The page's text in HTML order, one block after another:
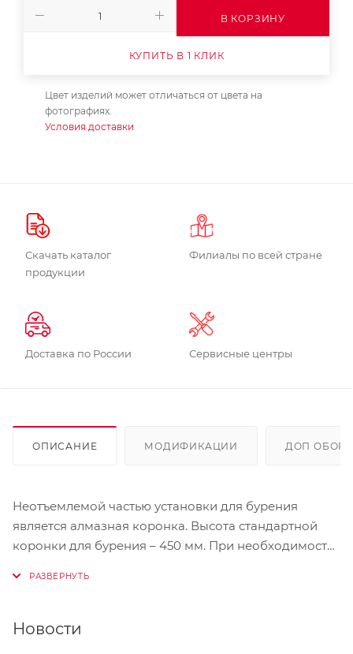
В КОРЗИНУ
КУПИТЬ В 1 КЛИК
Цвет изделий может отличаться от цвета на
фотографиях.
Условия доставки
Скачать каталог
продукции
Филиалы по всей стране
Доставка по России Сервисные центры
ОПИСАНИЕ МОДИФИКАЦИИ ДОП
Неотъемлемой частью установки для бурения
является алмазная коронка. Высота стандартной
коронки для бурения – 450 мм. При необходимости
Сделанные из высокопрочного материала, они
Новости